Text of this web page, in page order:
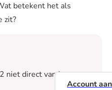
Account
betekent het als
zit?
niet direct van je